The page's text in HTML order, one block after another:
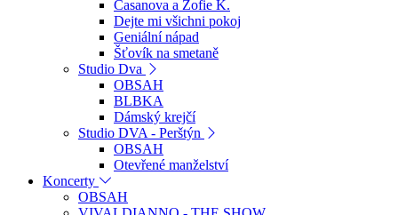
Casanova a Žofie K.
Dejte mi všichni pokoj
Geniální nápad
Šťovík na smetaně
Studio Dva
OBSAH
BLBKA
Dámský krejčí
Studio DVA - Perštýn
OBSAH
Otevřené manželství
Koncerty
OBSAH